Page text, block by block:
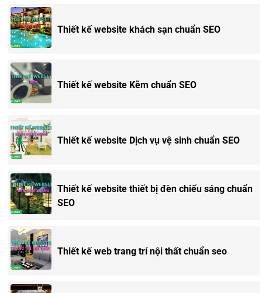
Thiết kế website khách sạn chuẩn SEO
Thiết kế website Kẽm chuẩn SEO
Thiết kế website Dịch vụ vệ sinh chuẩn SEO
Thiết kế website thiết bị đèn chiếu sáng chuẩn
SEO
Thiết kế web trang trí nội thất chuẩn seo